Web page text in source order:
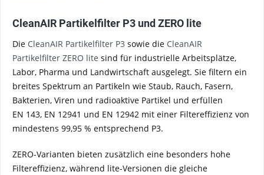
CleanAIR Partikelfilter P3 und ZERO lite
Die CleanAIR Partikelfilter P3 sowie die CleanAIR
Partikelfilter ZERO lite sind für industrielle Arbeitsplätze,
Labor, Pharma und Landwirtschaft ausgelegt. Sie filtern ein
breites Spektrum an Partikeln wie Staub, Rauch, Fasern,
Bakterien, Viren und radioaktive Partikel und erfüllen
EN 143, EN 12941 und EN 12942 mit einer Filtereffizienz von
mindestens 99,95 % entsprechend P3.
ZERO-Varianten bieten zusätzlich eine besonders hohe
Filtereffizienz, während lite-Versionen die gleiche